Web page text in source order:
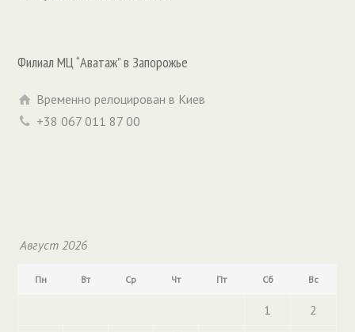
Филиал МЦ “Аватаж” в Запорожье
Временно релоцирован в Киев
+38 067 011 87 00
Август 2026
Пн Вт Ср Чт Пт Сб Вс
1
2